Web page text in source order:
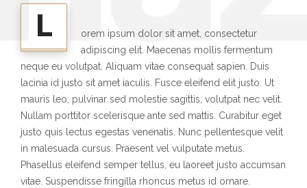
L
orem ipsum dolor sit amet, consectetur
adipiscing elit. Maecenas mollis fermentum
neque eu volutpat. Aliquam vitae consequat sapien. Duis
lacinia id justo sit amet iaculis. Fusce eleifend elit justo. Ut
mauris leo, pulvinar sed molestie sagittis, volutpat nec velit.
Nullam porttitor scelerisque ante sed mattis. Curabitur eget
justo quis lectus egestas venenatis. Nunc pellentesque velit
in malesuada cursus. Praesent vel vulputate metus.
Phasellus eleifend semper tellus, eu laoreet justo accumsan
vitae. Suspendisse fringilla rhoncus metus id ornare.